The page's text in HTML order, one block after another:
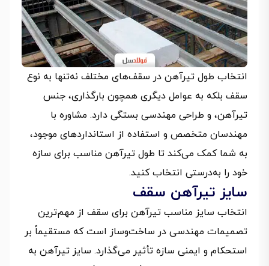
انتخاب طول تیرآهن در سقف‌های مختلف نه‌تنها به نوع
سقف بلکه به عوامل دیگری همچون بارگذاری، جنس
تیرآهن، و طراحی مهندسی بستگی دارد. مشاوره با
مهندسان متخصص و استفاده از استانداردهای موجود،
به شما کمک می‌کند تا طول تیرآهن مناسب برای سازه
خود را به‌درستی انتخاب کنید.
سایز تیرآهن سقف
انتخاب سایز مناسب تیرآهن برای سقف از مهم‌ترین
تصمیمات مهندسی در ساخت‌وساز است که مستقیماً بر
استحکام و ایمنی سازه تأثیر می‌گذارد. سایز تیرآهن به